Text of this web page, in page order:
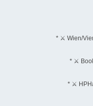
* ⚔ Wien/
* ⚔
* ⚔